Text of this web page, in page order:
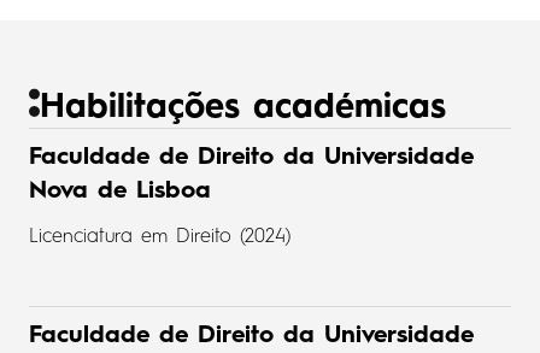
Habilitações académicas
Faculdade de Direito da Universidade
Nova de Lisboa
Licenciatura em Direito (2024)
Faculdade de Direito da Universidade